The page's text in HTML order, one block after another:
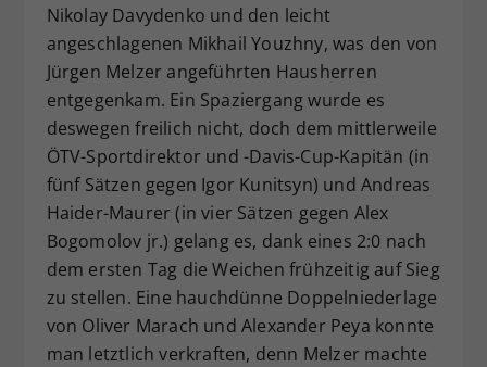
Nikolay Davydenko und den leicht
angeschlagenen Mikhail Youzhny, was den von
Jürgen Melzer angeführten Hausherren
entgegenkam. Ein Spaziergang wurde es
deswegen freilich nicht, doch dem mittlerweile
ÖTV-Sportdirektor und -Davis-Cup-Kapitän (in
fünf Sätzen gegen Igor Kunitsyn) und Andreas
Haider-Maurer (in vier Sätzen gegen Alex
Bogomolov jr.) gelang es, dank eines 2:0 nach
dem ersten Tag die Weichen frühzeitig auf Sieg
zu stellen. Eine hauchdünne Doppelniederlage
von Oliver Marach und Alexander Peya konnte
man letztlich verkraften, denn Melzer machte